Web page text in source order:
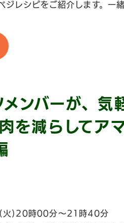
ジレシピをご紹介します。一
メンバーが、気
を減らしてア
火)20時00分〜21時40分